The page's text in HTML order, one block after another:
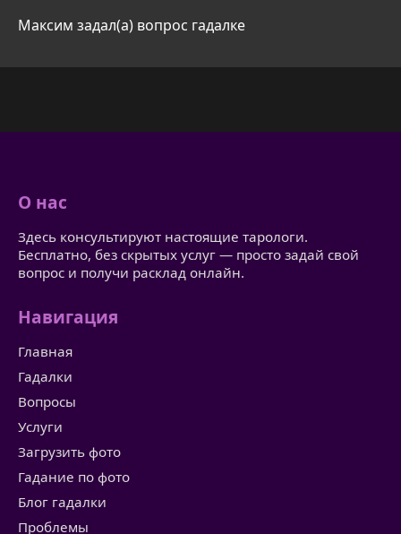
Максим задал(а) вопрос гадалке
О нас
Здесь консультируют настоящие тарологи.
Бесплатно, без скрытых услуг — просто задай свой
вопрос и получи расклад онлайн.
Навигация
Главная
Гадалки
Вопросы
Услуги
Загрузить фото
Гадание по фото
Блог гадалки
Проблемы